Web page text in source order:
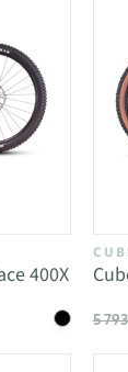
400X
5